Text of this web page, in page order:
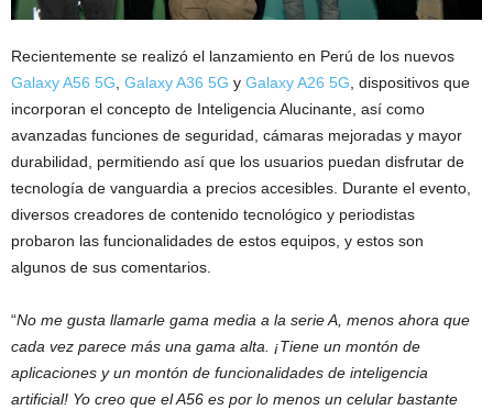
Recientemente se realizó el lanzamiento en Perú de los nuevos
Galaxy A56 5G, Galaxy A36 5G y Galaxy A26 5G, dispositivos que
incorporan el concepto de Inteligencia Alucinante, así como
avanzadas funciones de seguridad, cámaras mejoradas y mayor
durabilidad, permitiendo así que los usuarios puedan disfrutar de
tecnología de vanguardia a precios accesibles. Durante el evento,
diversos creadores de contenido tecnológico y periodistas
probaron las funcionalidades de estos equipos, y estos son
algunos de sus comentarios.
“No me gusta llamarle gama media a la serie A, menos ahora que
cada vez parece más una gama alta. ¡Tiene un montón de
aplicaciones y un montón de funcionalidades de inteligencia
artificial! Yo creo que el A56 es por lo menos un celular bastante